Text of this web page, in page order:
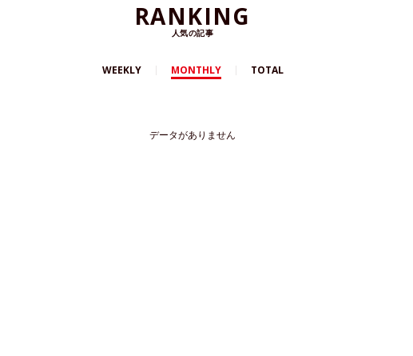
RANKING
人気の記事
WEEKLY MONTHLY TOTAL
データがありません